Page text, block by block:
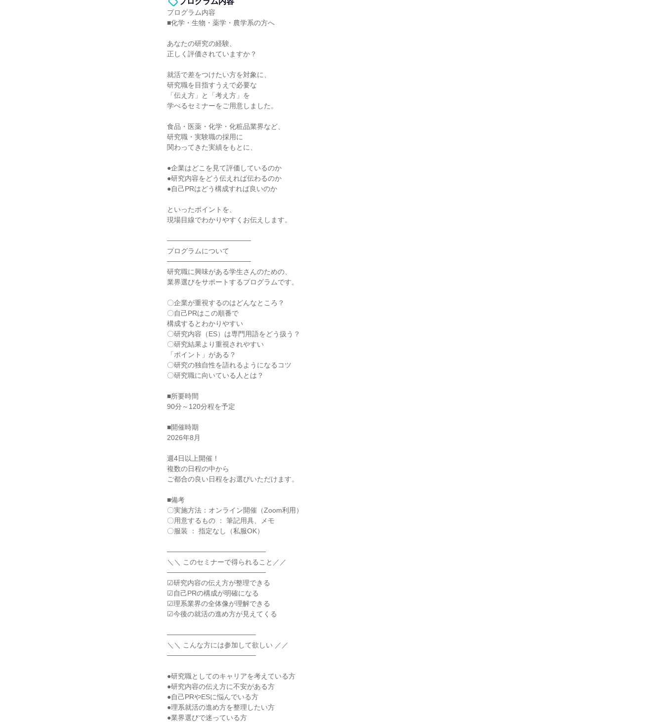
プログラム内容
■化学・生物・薬学・農学系の方へ
あなたの研究の経験、
正しく評価されていますか？
就活で差をつけたい方を対象に、
研究職を目指すうえで必要な
「伝え方」と「考え方」を
学べるセミナーをご用意しました。
食品・医薬・化学・化粧品業界など、
研究職・実験職の採用に
関わってきた実績をもとに、
●企業はどこを見て評価しているのか
●研究内容をどう伝えれば伝わるのか
●自己PRはどう構成すれば良いのか
といったポイントを、
現場目線でわかりやすくお伝えします。
─────────────────
プログラムについて
─────────────────
研究職に興味がある学生さんのための、
業界選びをサポートするプログラムです。
〇企業が重視するのはどんなところ？
〇自己PRはこの順番で
構成するとわかりやすい
〇研究内容（ES）は専門用語をどう扱う？
〇研究結果より重視されやすい
「ポイント」がある？
〇研究の独自性を語れるようになるコツ
〇研究職に向いている人とは？
■所要時間
90分～120分程を予定
■開催時期
2026年8月
週4日以上開催！
複数の日程の中から
ご都合の良い日程をお選びいただけます。
■備考
〇実施方法：オンライン開催（Zoom利用）
〇用意するもの ： 筆記用具、メモ
〇服装 ： 指定なし（私服OK）
────────────────────
＼＼ このセミナーで得られること／／
────────────────────
☑研究内容の伝え方が整理できる
☑自己PRの構成が明確になる
☑理系業界の全体像が理解できる
☑今後の就活の進め方が見えてくる
──────────────────
＼＼ こんな方には参加して欲しい ／／
──────────────────
●研究職としてのキャリアを考えている方
●研究内容の伝え方に不安がある方
●自己PRやESに悩んでいる方
●理系就活の進め方を整理したい方
●業界選びで迷っている方